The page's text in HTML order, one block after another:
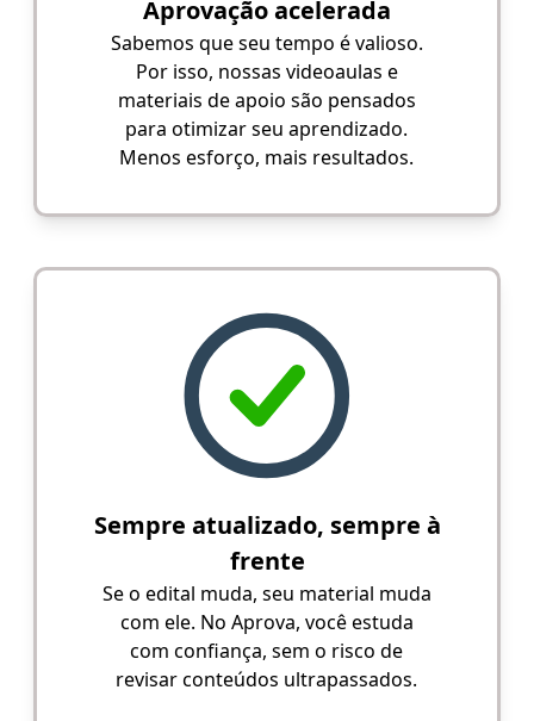
Aprovação acelerada
Sabemos que seu tempo é valioso.
Por isso, nossas videoaulas e
materiais de apoio são pensados
para otimizar seu aprendizado.
Menos esforço, mais resultados.
Sempre atualizado, sempre à
frente
Se o edital muda, seu material muda
com ele. No Aprova, você estuda
com confiança, sem o risco de
revisar conteúdos ultrapassados.